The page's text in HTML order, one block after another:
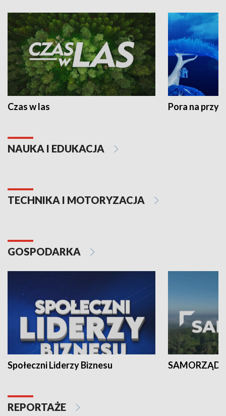
Czas w las Pora na
NAUKA I EDUKACJA
TECHNIKA I MOTORYZACJA
GOSPODARKA
Społeczni Liderzy Biznesu SAMORZĄD
REPORTAŻE